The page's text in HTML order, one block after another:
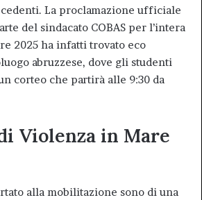
La proclamazione ufficiale
del sindacato COBAS per l’intera
2025 ha infatti trovato eco
abruzzese, dove gli studenti
corteo che partirà alle 9:30 da
Violenza in Mare
alla mobilitazione sono di una